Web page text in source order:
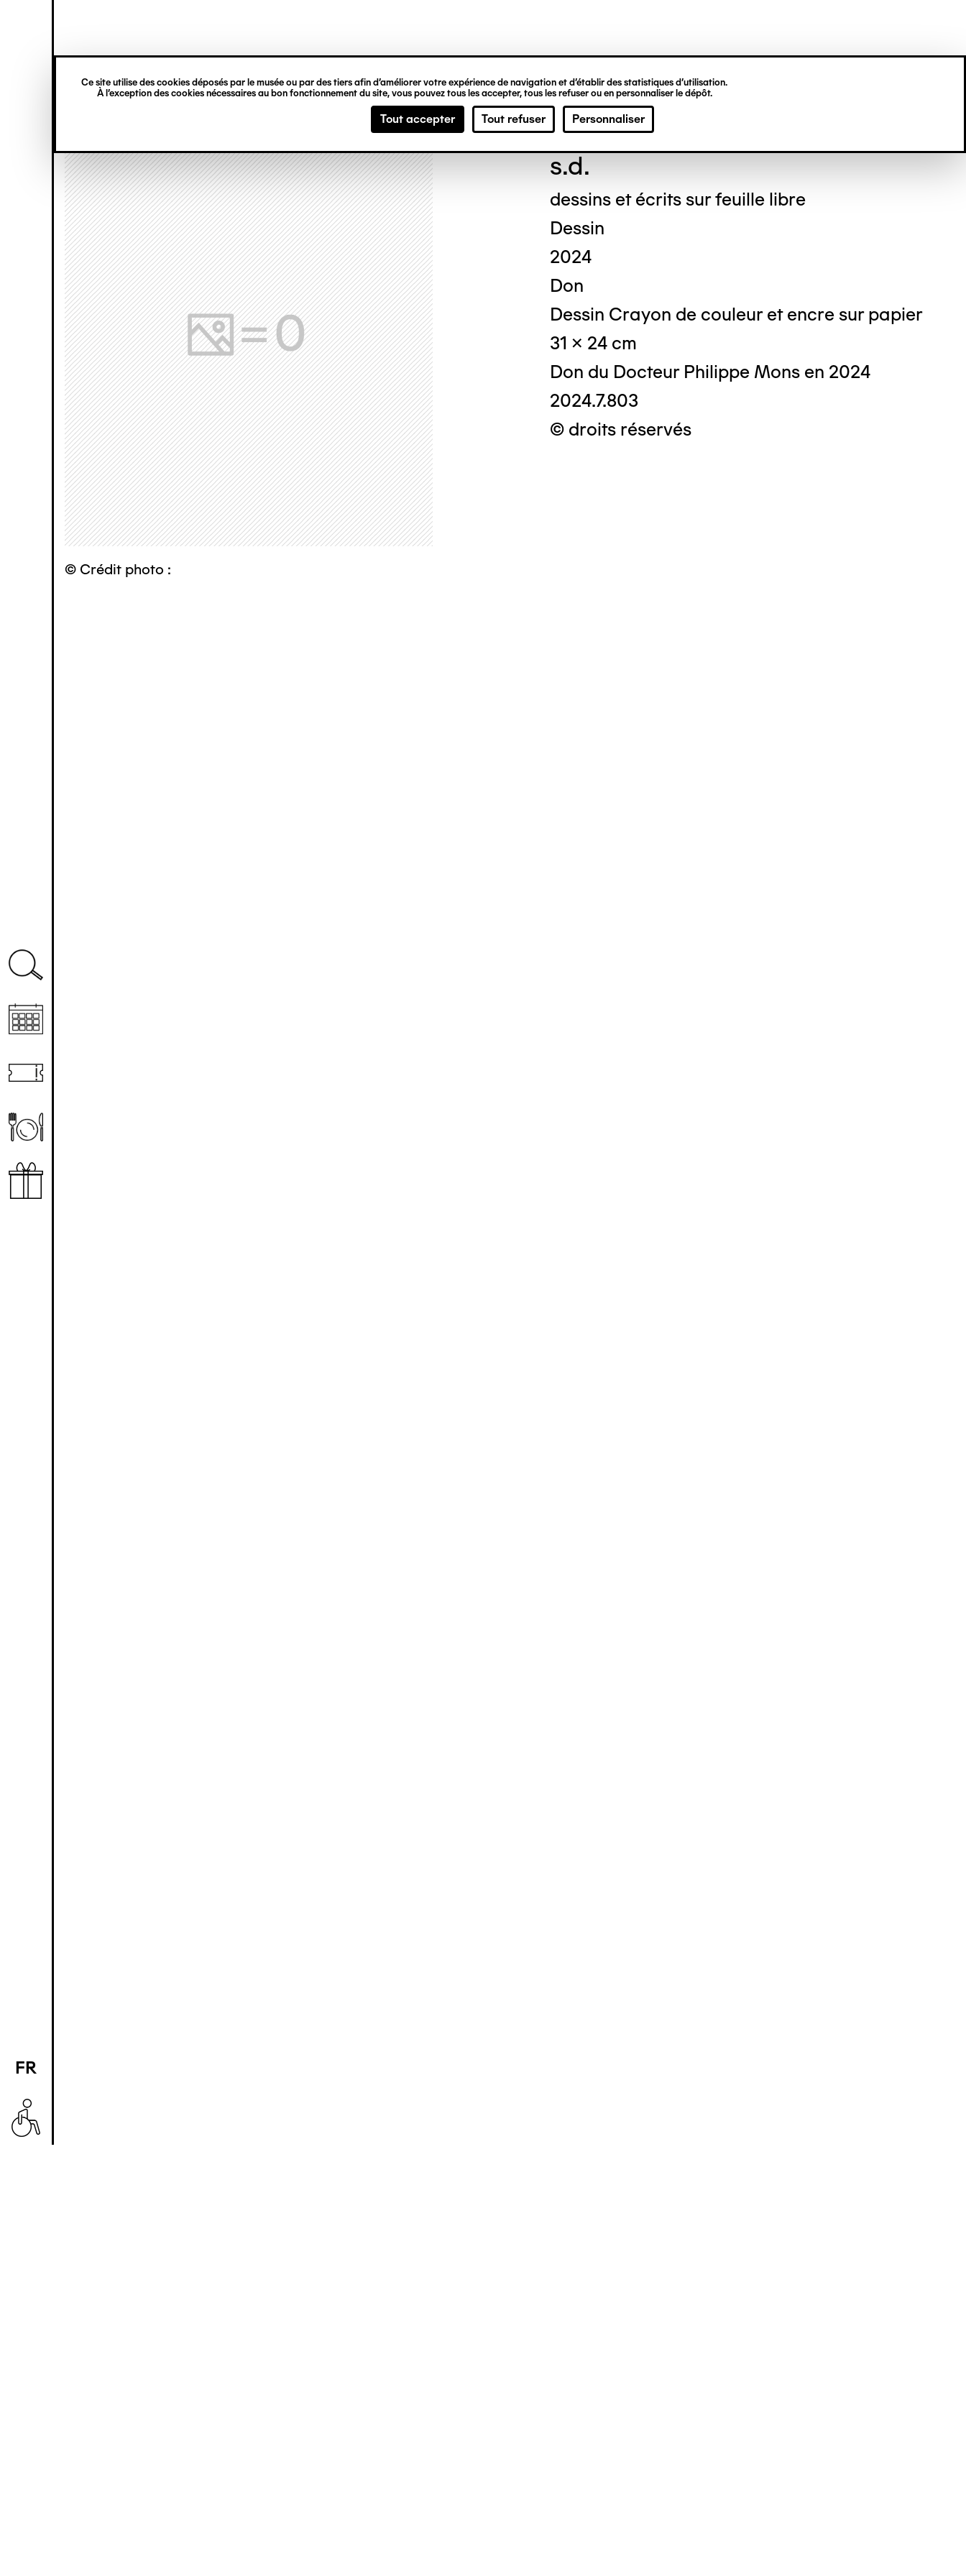
Ce site utilise des cookies déposés par le musée ou par des tiers afin d’améliorer votre expérience de navigation et d’établir des statistiques d’utilisation.
À l’exception des cookies nécessaires au bon fonctionnement du site, vous pouvez tous les accepter, tous les refuser ou en personnaliser le dépôt.
Tout accepter Tout refuser Personnaliser
principal
verticale
FR
EN
© Crédit photo :
Georgine HU
s.d.
dessins et écrits sur feuille libre
Dessin
2024
Don
Dessin Crayon de couleur et encre sur papier
31 x 24 cm
Don du Docteur Philippe Mons en 2024
2024.7.803
© droits réservés